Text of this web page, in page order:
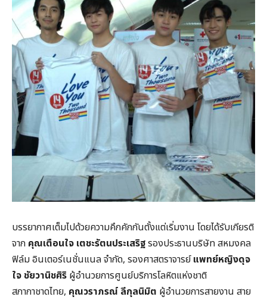
บรรยากาศเต็มไปด้วยความคึกคักกันตั้งแต่เริ่มงาน โดยได้รับเกียรติ
จาก คุณเตือนใจ เตชะรัตนประเสริฐรองประธานบริษัท สหมงคล
ฟิล์ม อินเตอร์เนชั่นแนล จำกัด, รองศาสตราจารย์แพทย์หญิงดุจ
ใจ ชัยวานิชศิริ ผู้อำนวยการศูนย์บริการโลหิตแห่งชาติ
สภากาชาดไทย, คุณวราภรณ์ ลีกุลนิมิต ผู้อำนวยการสายงาน สาย